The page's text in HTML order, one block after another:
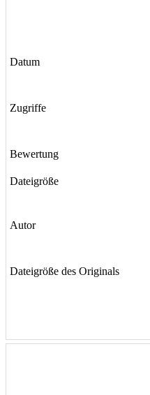
Datum
Zugriffe
Bewertung
Dateigröße
Autor
Dateigröße des Originals